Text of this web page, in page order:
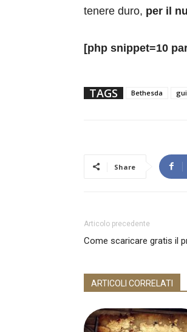
tenere duro, per il
[php snippet=10
TAGS Bethesda
Share
Articolo precedente
Come scaricare gratis il
ARTICOLI CORRELATI